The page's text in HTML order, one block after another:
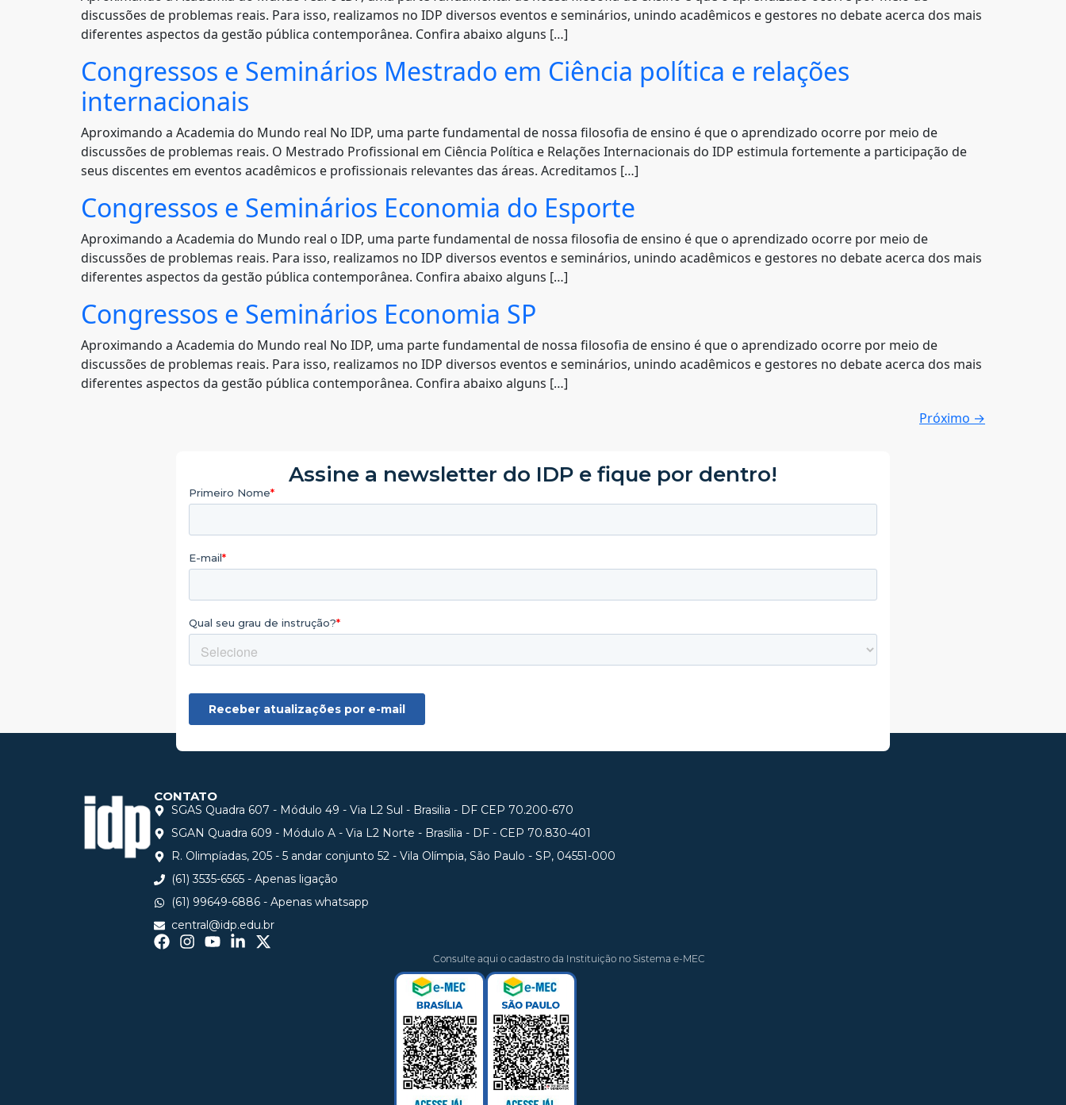
discussões de problemas reais. Para isso, realizamos no IDP diversos eventos e seminários, unindo acadêmicos e gestores no debate acerca dos mais
diferentes aspectos da gestão pública contemporânea. Confira abaixo alguns […]
Congressos e Seminários Mestrado em Ciência política e relações
internacionais
Aproximando a Academia do Mundo real No IDP, uma parte fundamental de nossa filosofia de ensino é que o aprendizado ocorre por meio de
discussões de problemas reais. O Mestrado Profissional em Ciência Política e Relações Internacionais do IDP estimula fortemente a participação de
seus discentes em eventos acadêmicos e profissionais relevantes das áreas. Acreditamos […]
Congressos e Seminários Economia do Esporte
Aproximando a Academia do Mundo real o IDP, uma parte fundamental de nossa filosofia de ensino é que o aprendizado ocorre por meio de
discussões de problemas reais. Para isso, realizamos no IDP diversos eventos e seminários, unindo acadêmicos e gestores no debate acerca dos mais
diferentes aspectos da gestão pública contemporânea. Confira abaixo alguns […]
Congressos e Seminários Economia SP
Aproximando a Academia do Mundo real No IDP, uma parte fundamental de nossa filosofia de ensino é que o aprendizado ocorre por meio de
discussões de problemas reais. Para isso, realizamos no IDP diversos eventos e seminários, unindo acadêmicos e gestores no debate acerca dos mais
diferentes aspectos da gestão pública contemporânea. Confira abaixo alguns […]
Próximo →
Assine a newsletter do IDP e fique por dentro!
CONTATO
SGAS Quadra 607 - Módulo 49 - Via L2 Sul - Brasilia - DF CEP 70.200-670
SGAN Quadra 609 - Módulo A - Via L2 Norte - Brasília - DF - CEP 70.830-401
R. Olimpíadas, 205 - 5 andar conjunto 52 - Vila Olímpia, São Paulo - SP, 04551-000
(61) 3535-6565 - Apenas ligação
(61) 99649-6886 - Apenas whatsapp
central@idp.edu.br
Consulte aqui o cadastro da Instituição no Sistema e-MEC